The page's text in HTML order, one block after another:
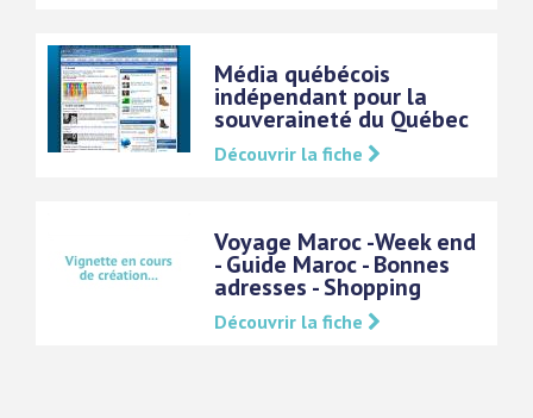
Média québécois
indépendant pour la
souveraineté du Québec
Découvrir la fiche
Voyage Maroc -Week end
- Guide Maroc - Bonnes
adresses - Shopping
Découvrir la fiche